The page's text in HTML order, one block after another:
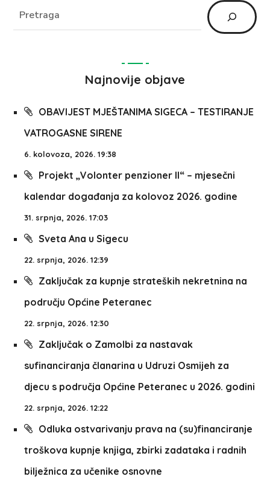
Najnovije objave
OBAVIJEST MJEŠTANIMA SIGECA – TESTIRANJE
VATROGASNE SIRENE
6. kolovoza, 2026. 19:38
Projekt „Volonter penzioner II“ – mjesečni
kalendar događanja za kolovoz 2026. godine
31. srpnja, 2026. 17:03
Sveta Ana u Sigecu
22. srpnja, 2026. 12:39
Zaključak za kupnje strateških nekretnina na
području Općine Peteranec
22. srpnja, 2026. 12:30
Zaključak o Zamolbi za nastavak
sufinanciranja članarina u Udruzi Osmijeh za
djecu s područja Općine Peteranec u 2026. godini
22. srpnja, 2026. 12:22
Odluka ostvarivanju prava na (su)financiranje
troškova kupnje knjiga, zbirki zadataka i radnih
bilježnica za učenike osnovne